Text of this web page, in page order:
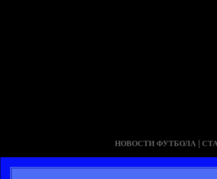
НОВОСТИ ФУТБОЛА |